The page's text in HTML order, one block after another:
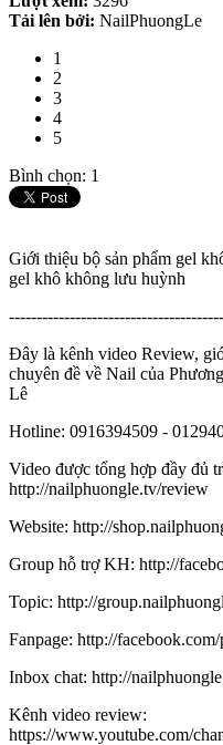
Tải lên bởi: NailPhuongLe
1
2
3
4
5
Bình chọn: 1
Giới thiệu bộ sản phẩm gel
gel khô không lưu huỳnh
Đây là kênh video Review,
chuyên đề về Nail của
Lê
Hotline: 0916394509 -
Video được tổng hợp đầy đủ
http://nailphuongle.tv/review
Website: http://
Group hỗ trợ KH: http://
Topic: http://
Fanpage: http://
Inbox chat: http://
Kênh video review:
https://www.youtube.com/